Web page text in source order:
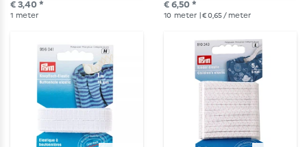
€ 3,40 *
1 meter
€ 6,50 *
10 meter | € 0,65 / meter